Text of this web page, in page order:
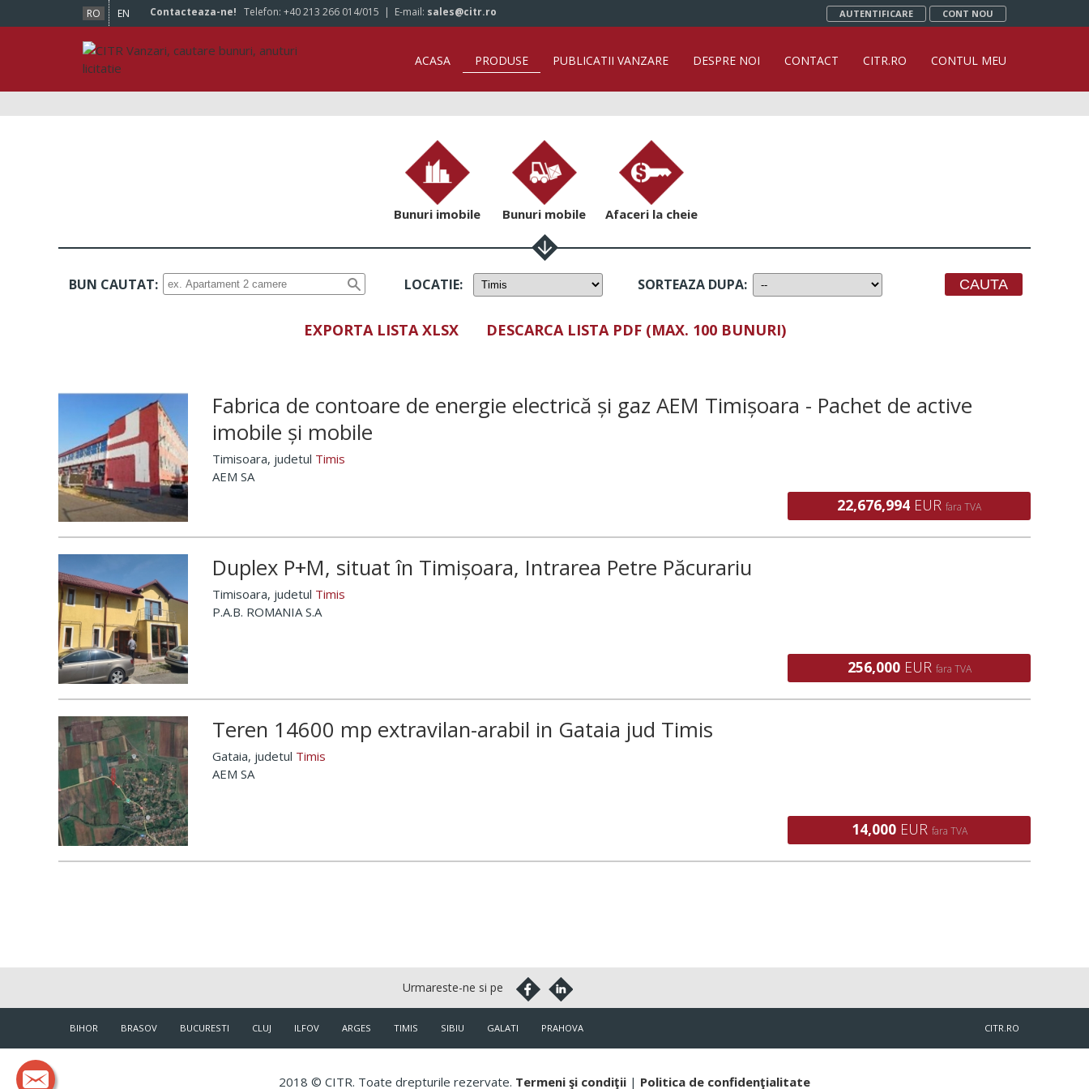
RO EN Contacteaza-ne! Telefon: +40 213 266 014/015 | E-mail: sales@citr.ro AUTENTIFICARE CONT NOU
ACASA PRODUSE PUBLICATII VANZARE DESPRE NOI CONTACT CITR.RO CONTUL MEU
Bunuri imobile Bunuri mobile Afaceri la cheie
BUN CAUTAT: LOCATIE: SORTEAZA DUPA:
EXPORTA LISTA XLSX DESCARCA LISTA PDF (MAX. 100 BUNURI)
Fabrica de contoare de energie electrică și gaz AEM Timișoara - Pachet de active
imobile și mobile
Timisoara, judetul Timis
AEM SA
22,676,994 EUR fara TVA
Duplex P+M, situat în Timișoara, Intrarea Petre Păcurariu
Timisoara, judetul Timis
P.A.B. ROMANIA S.A
256,000 EUR fara TVA
Teren 14600 mp extravilan-arabil in Gataia jud Timis
Gataia, judetul Timis
AEM SA
14,000 EUR fara TVA
BIHOR BRASOV BUCURESTI CLUJ ILFOV ARGES TIMIS SIBIU GALATI PRAHOVA CITR.RO
2018 © CITR. Toate drepturile rezervate. Termeni şi condiţii | Politica de confidenţialitate